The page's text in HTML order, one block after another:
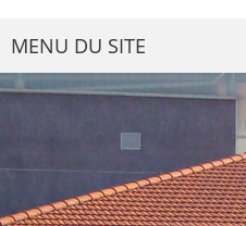
MENU DU SITE